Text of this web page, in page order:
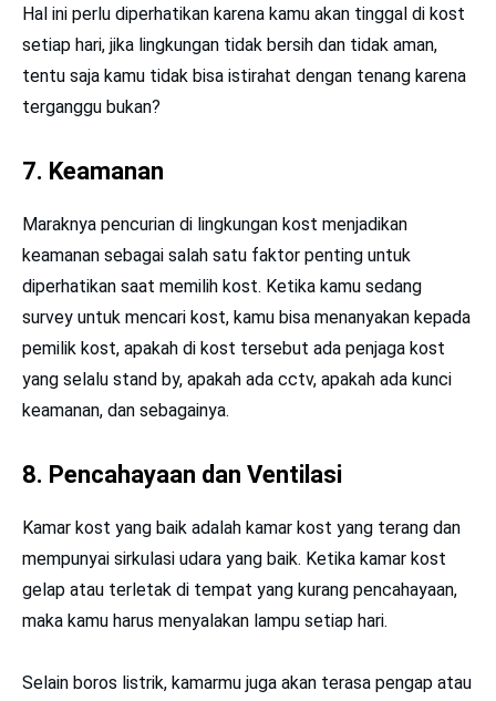
Hal ini perlu diperhatikan karena kamu akan tinggal di kost
setiap hari, jika lingkungan tidak bersih dan tidak aman,
tentu saja kamu tidak bisa istirahat dengan tenang karena
terganggu bukan?
7. Keamanan
Maraknya pencurian di lingkungan kost menjadikan
keamanan sebagai salah satu faktor penting untuk
diperhatikan saat memilih kost. Ketika kamu sedang
survey untuk mencari kost, kamu bisa menanyakan kepada
pemilik kost, apakah di kost tersebut ada penjaga kost
yang selalu stand by, apakah ada cctv, apakah ada kunci
keamanan, dan sebagainya.
8. Pencahayaan dan Ventilasi
Kamar kost yang baik adalah kamar kost yang terang dan
mempunyai sirkulasi udara yang baik. Ketika kamar kost
gelap atau terletak di tempat yang kurang pencahayaan,
maka kamu harus menyalakan lampu setiap hari.
Selain boros listrik, kamarmu juga akan terasa pengap atau